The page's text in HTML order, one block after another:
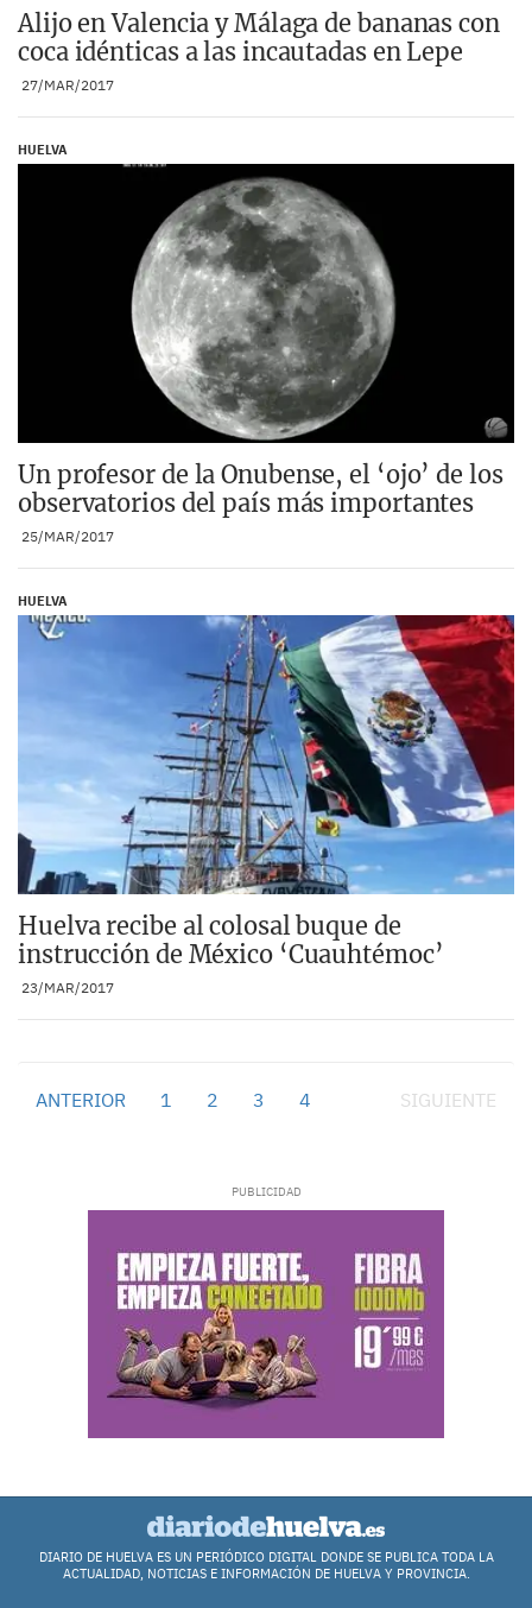
Alijo en Valencia y Málaga de bananas con
coca idénticas a las incautadas en Lepe
27/MAR/2017
HUELVA
Un profesor de la Onubense, el ‘ojo’ de los
observatorios del país más importantes
25/MAR/2017
HUELVA
Huelva recibe al colosal buque de
instrucción de México ‘Cuauhtémoc’
23/MAR/2017
ANTERIOR 1 2 3 4 SIGUIENTE
DIARIO DE HUELVA ES UN PERIÓDICO DIGITAL DONDE SE PUBLICA TODA LA
ACTUALIDAD, NOTICIAS E INFORMACIÓN DE HUELVA Y PROVINCIA.